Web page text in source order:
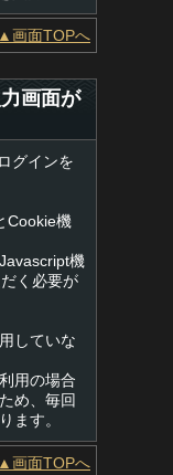
▲画面TOPへ
画面が
グインを
Cookie機
機
く必要が
していな
用の場合
め、毎回
ます。
▲画面TOPへ